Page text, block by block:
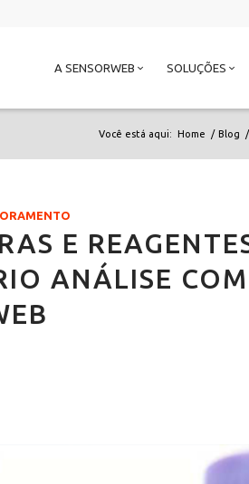
A SENSORWEB SOLUÇÕES
Você está aqui: Home / Blog /
E
ANÁLISE